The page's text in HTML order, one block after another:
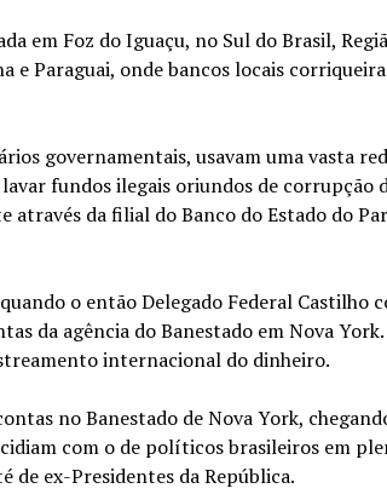
em Foz do Iguaçu, no Sul do Brasil,
Paraguai, onde bancos locais
governamentais, usavam uma vasta
fundos ilegais oriundos de corrupção
da filial do Banco do Estado do
o então Delegado Federal Castilho
da agência do Banestado em Nova
internacional do dinheiro.
no Banestado de Nova York,
com o de políticos brasileiros em
de ex-Presidentes da República.